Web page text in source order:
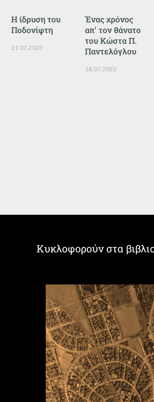
Η ίδρυση του
Ποδονίφτη
21.07.2023
Ένας χρόνος
απ’ τον θάνατο
του Κώστα Π.
Παντελόγλου
18.07.2023
Κυκλοφορούν στα